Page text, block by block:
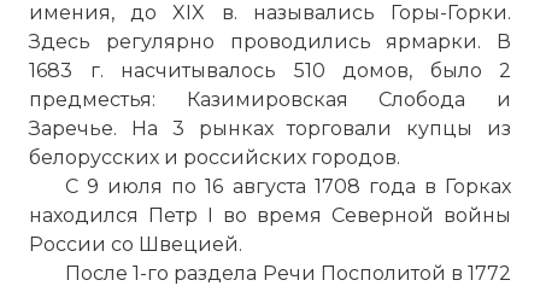
имения, до XIX в. назывались Горы-Горки.
Здесь регулярно проводились ярмарки. В
1683 г. насчитывалось 510 домов, было 2
предместья: Казимировская Слобода и
Заречье. На 3 рынках торговали купцы из
белорусских и российских городов.
С 9 июля по 16 августа 1708 года в Горках
находился Петр I во время Северной войны
России со Швецией.
После 1-го раздела Речи Посполитой в 1772